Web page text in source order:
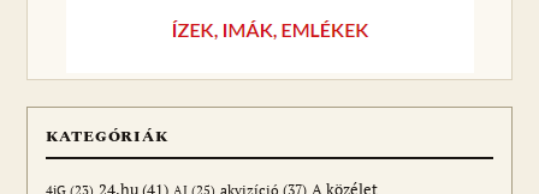
KATEGÓRIÁK
4iG (23) 24.hu(41) AI (25) akvizíció (37) A közélet